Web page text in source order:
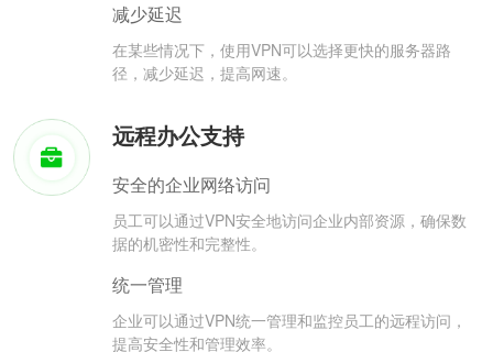
减少延迟
在某些情况下，使用VPN可以选择更快的服务器路
径，减少延迟，提高网速。
远程办公支持
安全的企业网络访问
员工可以通过VPN安全地访问企业内部资源，确保数
据的机密性和完整性。
统一管理
企业可以通过VPN统一管理和监控员工的远程访问，
提高安全性和管理效率。